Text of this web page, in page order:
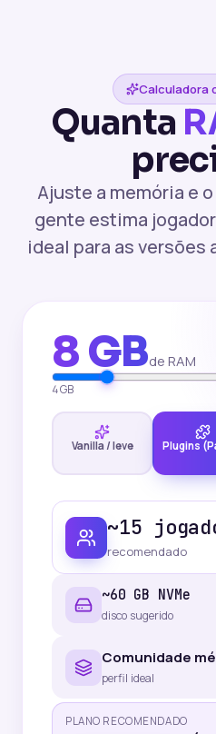
Calculadora
Quanta
Ajuste a memória e
gente estima
ideal para as
8GBde RAM
4 GB
Vanilla / leve Plugins
~15
recomendado
~60 GB NVMe
disco sugerido
Comunidade
perfil ideal
PLANO RECOMENDADO